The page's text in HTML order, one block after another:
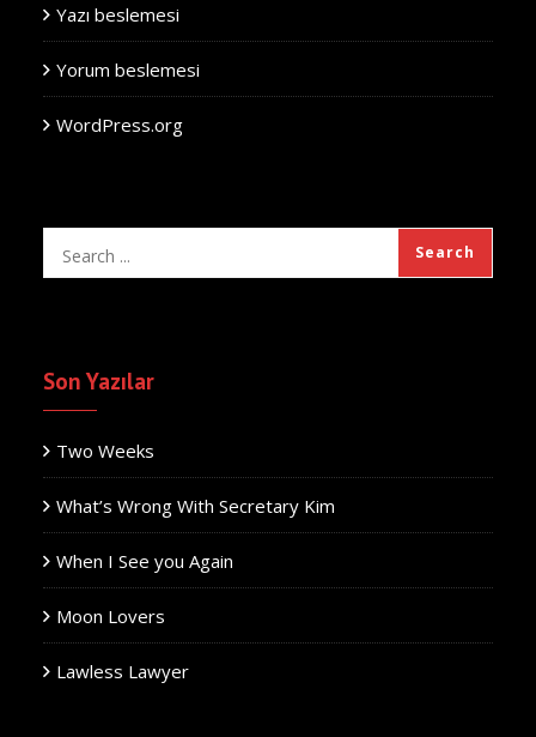
Yazı beslemesi
Yorum beslemesi
WordPress.org
Son Yazılar
Two Weeks
What’s Wrong With Secretary Kim
When I See you Again
Moon Lovers
Lawless Lawyer